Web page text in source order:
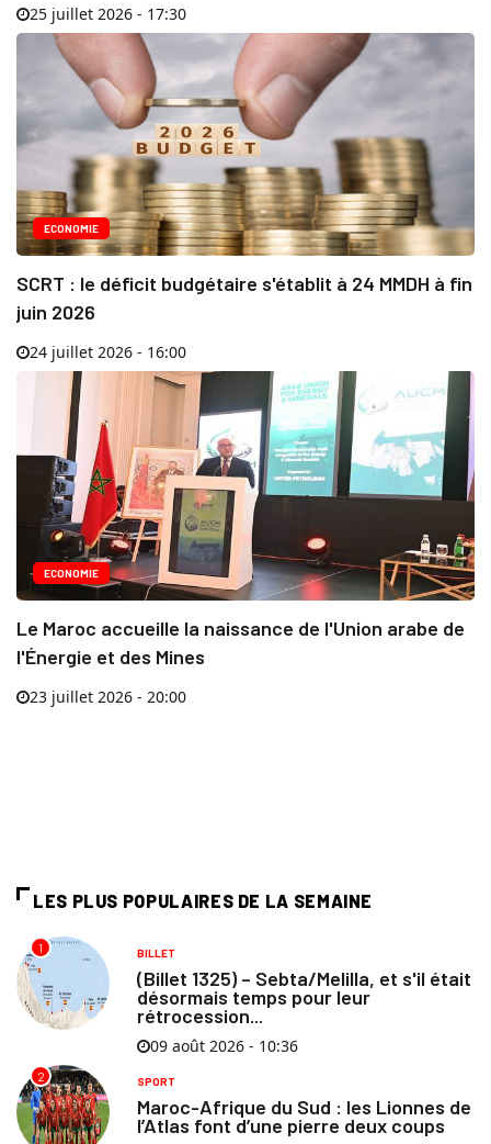
25 juillet 2026 - 17:30
ECONOMIE
SCRT : le déficit budgétaire s'établit à 24 MMDH à fin
juin 2026
24 juillet 2026 - 16:00
ECONOMIE
Le Maroc accueille la naissance de l'Union arabe de
l'Énergie et des Mines
23 juillet 2026 - 20:00
LES PLUS POPULAIRES DE LA SEMAINE
1 BILLET
(Billet 1325) – Sebta/Melilla, et s'il était
désormais temps pour leur
rétrocession...
09 août 2026 - 10:36
2 SPORT
Maroc-Afrique du Sud : les Lionnes de
l’Atlas font d’une pierre deux coups